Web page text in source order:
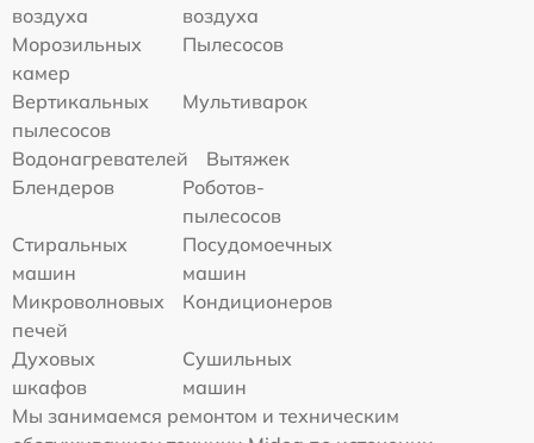
воздуха
воздуха
Морозильных
камер
Пылесосов
Вертикальных
пылесосов
Мультиварок
Водонагревателей
Вытяжек
Блендеров
Роботов-
пылесосов
Стиральных
машин
Посудомоечных
машин
Микроволновых
печей
Кондиционеров
Духовых
шкафов
Сушильных
машин
Мы занимаемся ремонтом и техническим